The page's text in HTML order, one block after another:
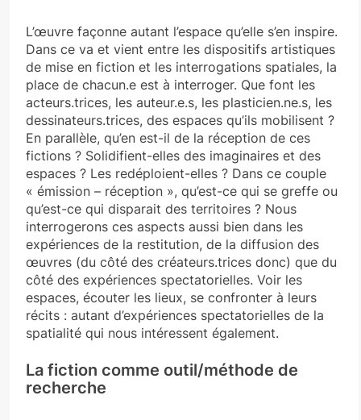
L’œuvre façonne autant l’espace qu’elle s’en inspire.
Dans ce va et vient entre les dispositifs artistiques
de mise en fiction et les interrogations spatiales, la
place de chacun.e est à interroger. Que font les
acteurs.trices, les auteur.e.s, les plasticien.ne.s, les
dessinateurs.trices, des espaces qu’ils mobilisent ?
En parallèle, qu’en est-il de la réception de ces
fictions ? Solidifient-elles des imaginaires et des
espaces ? Les redéploient-elles ? Dans ce couple
« émission – réception », qu’est-ce qui se greffe ou
qu’est-ce qui disparait des territoires ? Nous
interrogerons ces aspects aussi bien dans les
expériences de la restitution, de la diffusion des
œuvres (du côté des créateurs.trices donc) que du
côté des expériences spectatorielles. Voir les
espaces, écouter les lieux, se confronter à leurs
récits : autant d’expériences spectatorielles de la
spatialité qui nous intéressent également.
La fiction comme outil/méthode de
recherche